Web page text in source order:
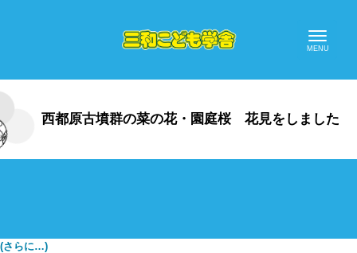
西都原古墳群の菜の花・園庭桜 花見をしました
(さらに…)